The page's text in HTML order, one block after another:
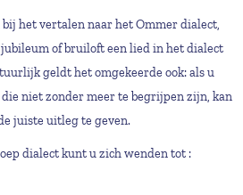
het vertalen naar het Ommer dialect,
of bruiloft een lied in het dialect
geldt het omgekeerde ook: als u
niet zonder meer te begrijpen zijn, kan
juiste uitleg te geven.
dialect kunt u zich wenden tot :